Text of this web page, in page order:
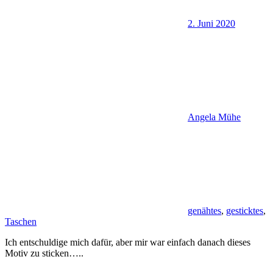
2. Juni 2020
Angela Mühe
genähtes, gesticktes,
Taschen
Ich entschuldige mich dafür, aber mir war einfach danach dieses
Motiv zu sticken…..